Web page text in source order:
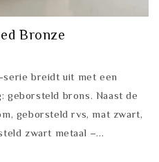
Bronze
serie breidt uit met een
geborsteld brons. Naast de
geborsteld rvs, mat zwart,
zwart metaal –...